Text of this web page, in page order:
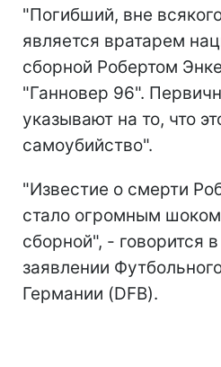
"Погибший, вне
является вратарем
сборной Робертом
"Ганновер 96".
указывают на то, что
самоубийство".
"Известие о смерти
стало огромным
сборной", - говорится
заявлении
Германии (DFB).